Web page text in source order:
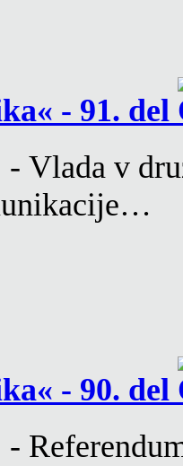
- 91. del
Vlada v
- 90. del